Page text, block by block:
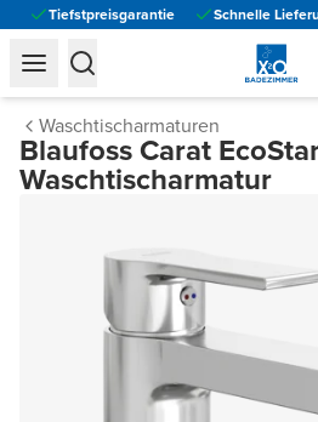
Tiefstpreisgarantie Schnelle
Waschtischarmaturen
Blaufoss Carat
Waschtischarmatur